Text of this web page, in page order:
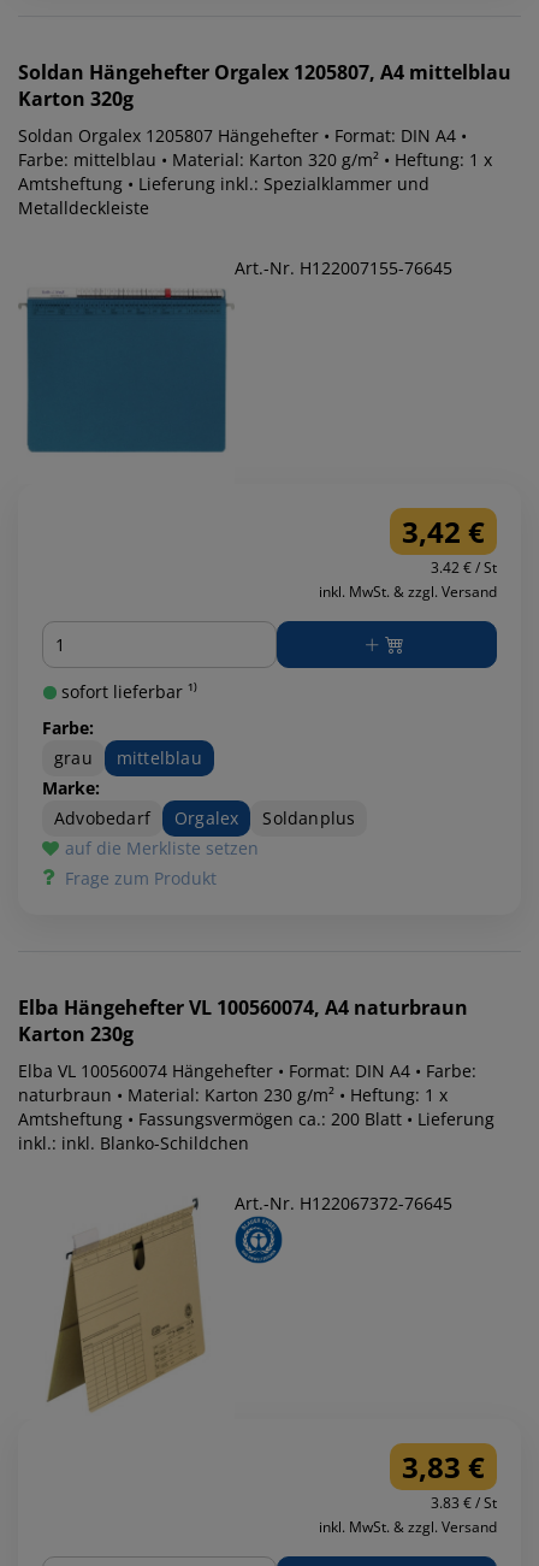
Soldan Hängehefter Orgalex 1205807, A4 mittelblau
Karton 320g
Soldan Orgalex 1205807 Hängehefter • Format: DIN A4 •
Farbe: mittelblau • Material: Karton 320 g/m² • Heftung: 1 x
Amtsheftung • Lieferung inkl.: Spezialklammer und
Metalldeckleiste
Art.-Nr. H122007155-76645
3,42 €
3.42 € / St
inkl. MwSt. & zzgl. Versand
Menge
sofort lieferbar ¹⁾
Farbe:
grau
mittelblau
Marke:
Advobedarf
Orgalex
Soldanplus
auf die Merkliste setzen
Frage zum Produkt
Elba Hängehefter VL 100560074, A4 naturbraun
Karton 230g
Elba VL 100560074 Hängehefter • Format: DIN A4 • Farbe:
naturbraun • Material: Karton 230 g/m² • Heftung: 1 x
Amtsheftung • Fassungsvermögen ca.: 200 Blatt • Lieferung
inkl.: inkl. Blanko-Schildchen
Art.-Nr. H122067372-76645
3,83 €
3.83 € / St
inkl. MwSt. & zzgl. Versand